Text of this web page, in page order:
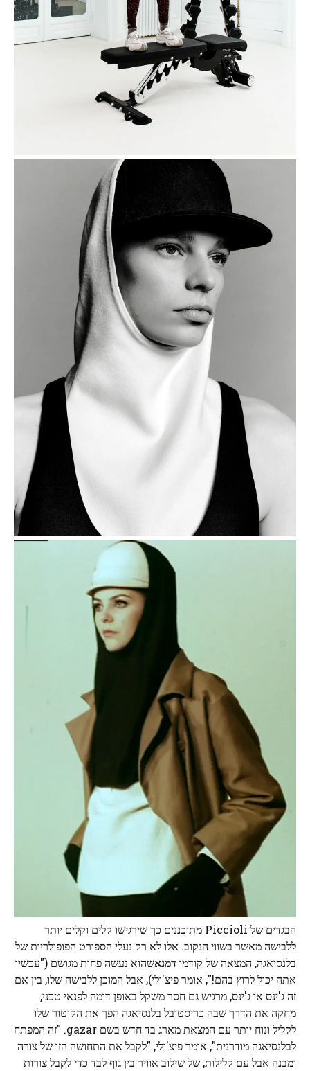
הבגדים של Piccioli מתוכננים כך שירגישו קלים וקלים יותר
ללבישה מאשר בשווי הנקוב. אלו לא רק נעלי הספורט הפופולריות של
בלנסיאגה, המצאה של קודמו דמנאשהוא נעשה פחות מגושם ("עכשיו
אתה יכול לרוץ בהם!", אומר פיצ'ולי), אבל המוכן ללבישה שלו, בין אם
זה ג'ינס או ג'ינס, מרגיש גם חסר משקל באופן דומה לפנאי טכני,
מחקה את הדרך שבה כריסטובל בלנסיאגה הפך את הקוטור שלו
לקליל ונוח יותר עם המצאת מארג בד חדש בשם gazar. "זה המפתח
לבלנסיאגה מודרנית", אומר פיצ'ולי, "לקבל את התחושה הזו של צורה
ומבנה אבל עם קלילות, של שילוב אוויר בין גוף לבד כדי לקבל צורות